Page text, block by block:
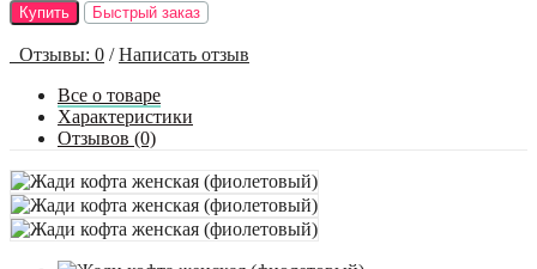
Купить Быстрый заказ
Отзывы: 0 / Написать отзыв
Все о товаре
Характеристики
Отзывов (0)